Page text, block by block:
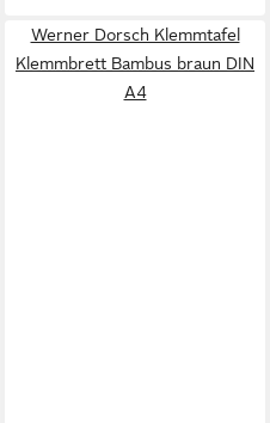
Werner Dorsch Klemmtafel
Klemmbrett Bambus braun DIN
A4